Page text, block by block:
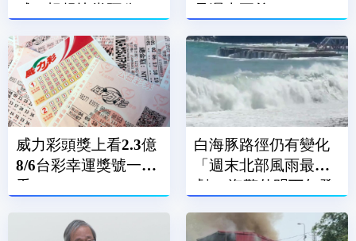
喊：想趕快當阿公
是遲來正義
威力彩頭獎上看2.3億
8/6台彩幸運獎號一次
看
白海豚路徑仍有變化
「週末北部風雨最
劇」 海警估明下午發